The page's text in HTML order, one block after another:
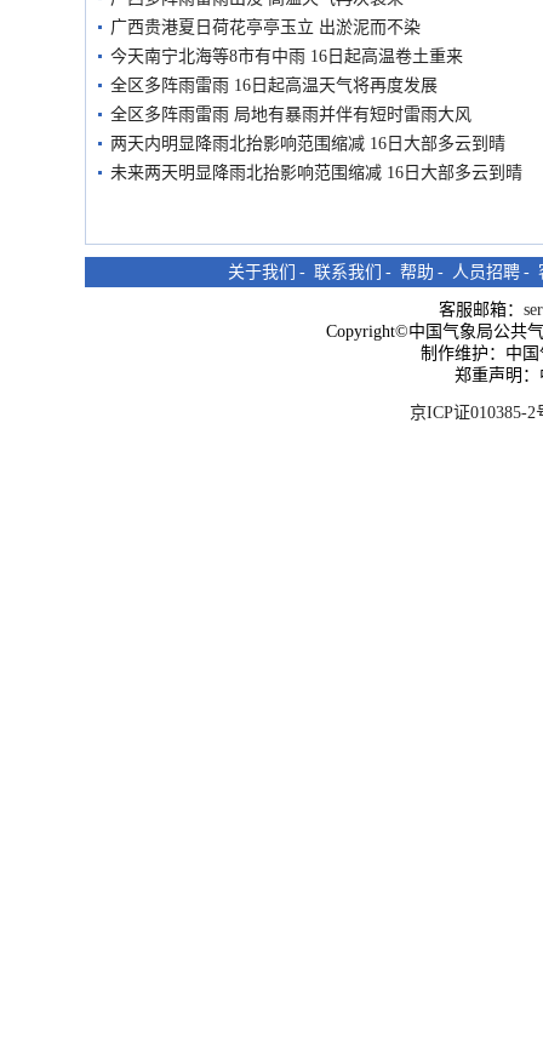
广西贵港夏日荷花亭亭玉立 出淤泥而不染
今天南宁北海等8市有中雨 16日起高温卷土重来
全区多阵雨雷雨 16日起高温天气将再度发展
全区多阵雨雷雨 局地有暴雨并伴有短时雷雨大风
两天内明显降雨北抬影响范围缩减 16日大部多云到晴
未来两天明显降雨北抬影响范围缩减 16日大部多云到晴
关于我们 - 联系我们 - 帮助 - 人员招聘 -
客服邮箱：
Copyright©中国气象局公共
制作维护：中
郑重声明
京ICP证010385-2